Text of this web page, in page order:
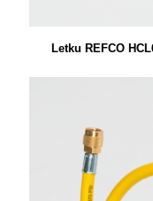
Letku REFCO